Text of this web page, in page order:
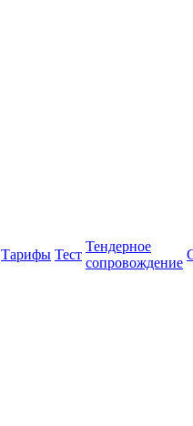
Тарифы Тест
Тендерное
сопровождение